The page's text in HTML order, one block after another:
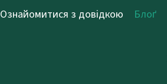
Ознайомитися з довідкою Блоґ